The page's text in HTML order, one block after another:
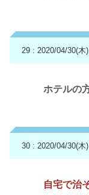
29 : 2020/04/30(木
ホテルの
30 : 2020/04/30(木
自宅で治